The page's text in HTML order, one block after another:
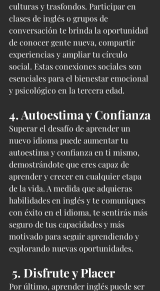
culturas y trasfondos. Participar en
clases de inglés o grupos de
conversación te brinda la oportunidad
de conocer gente nueva, compartir
experiencias y ampliar tu círculo
social. Estas conexiones sociales son
esenciales para el bienestar emocional
y psicológico en la tercera edad.
4. Autoestima y Confianza
Superar el desafío de aprender un
nuevo idioma puede aumentar tu
autoestima y confianza en ti mismo,
demostrándote que eres capaz de
aprender y crecer en cualquier etapa
de la vida. A medida que adquieras
habilidades en inglés y te comuniques
con éxito en el idioma, te sentirás más
seguro de tus capacidades y más
motivado para seguir aprendiendo y
explorando nuevas oportunidades.
5. Disfrute y Placer
Por último, aprender inglés puede ser